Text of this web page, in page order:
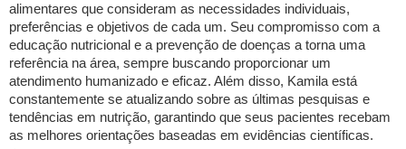
alimentares que consideram as necessidades individuais,
preferências e objetivos de cada um. Seu compromisso com a
educação nutricional e a prevenção de doenças a torna uma
referência na área, sempre buscando proporcionar um
atendimento humanizado e eficaz. Além disso, Kamila está
constantemente se atualizando sobre as últimas pesquisas e
tendências em nutrição, garantindo que seus pacientes recebam
as melhores orientações baseadas em evidências científicas.